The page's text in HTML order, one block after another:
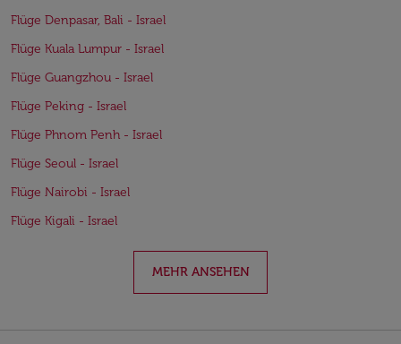
Flüge Denpasar, Bali - Israel
Flüge Kuala Lumpur - Israel
Flüge Guangzhou - Israel
Flüge Peking - Israel
Flüge Phnom Penh - Israel
Flüge Seoul - Israel
Flüge Nairobi - Israel
Flüge Kigali - Israel
MEHR ANSEHEN